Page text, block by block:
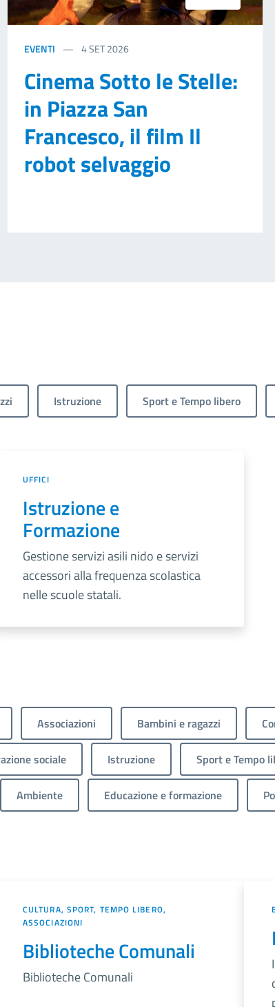
EVENTI 4SET 2026
Cinema Sotto le Stelle:
in Piazza San
Francesco, il film Il
robot selvaggio
Istruzione Sport e Tempo libero
UFFICI
Istruzione e
Formazione
Gestione servizi asili nido e servizi
accessori alla frequenza scolastica
nelle scuole statali.
Associazioni Bambini e ragazzi
sociale Istruzione Sport e Tempo
Ambiente Educazione e formazione
CULTURA, SPORT, TEMPO LIBERO,
ASSOCIAZIONI
Biblioteche Comunali
Biblioteche Comunali